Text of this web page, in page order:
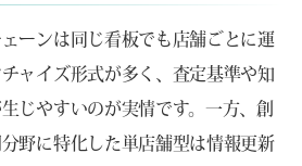
ーンは同じ看板でも店舗ごとに運
ャイズ形式が多く、査定基準や知
じやすいのが実情です。一方、創
野に特化した単店舗型は情報更新